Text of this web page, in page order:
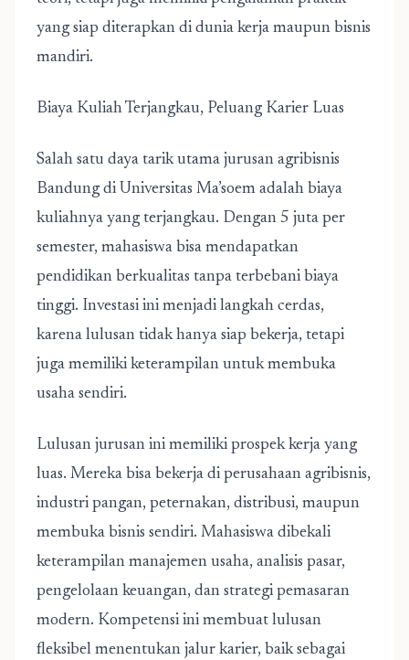
yang siap diterapkan di dunia kerja maupun bisnis
mandiri.
Biaya Kuliah Terjangkau, Peluang Karier Luas
Salah satu daya tarik utama jurusan agribisnis
Bandung di Universitas Ma’soem adalah biaya
kuliahnya yang terjangkau. Dengan 5 juta per
semester, mahasiswa bisa mendapatkan
pendidikan berkualitas tanpa terbebani biaya
tinggi. Investasi ini menjadi langkah cerdas,
karena lulusan tidak hanya siap bekerja, tetapi
juga memiliki keterampilan untuk membuka
usaha sendiri.
Lulusan jurusan ini memiliki prospek kerja yang
luas. Mereka bisa bekerja di perusahaan agribisnis,
industri pangan, peternakan, distribusi, maupun
membuka bisnis sendiri. Mahasiswa dibekali
keterampilan manajemen usaha, analisis pasar,
pengelolaan keuangan, dan strategi pemasaran
modern. Kompetensi ini membuat lulusan
fleksibel menentukan jalur karier, baik sebagai